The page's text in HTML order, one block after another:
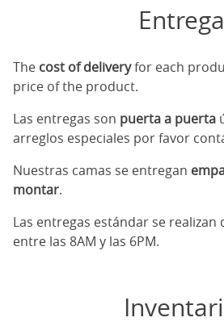
Entrega
The cost of deliveryfor each
price of the product.
Las entregas son puerta a puerta
arreglos especiales por favor
Nuestras camas se entregan
montar.
Las entregas estándar se realizan
entre las 8AM y las 6PM.